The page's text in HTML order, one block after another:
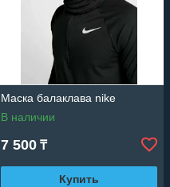
Маска балаклава nike
В наличии
7 500 ₸
Купить